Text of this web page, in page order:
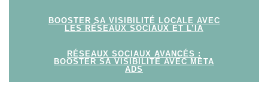
BOOSTER SA VISIBILITÉ LOCALE AVEC
LES RÉSEAUX SOCIAUX ET L’IA
RÉSEAUX SOCIAUX AVANCÉS :
BOOSTER SA VISIBILITÉ AVEC META
ADS